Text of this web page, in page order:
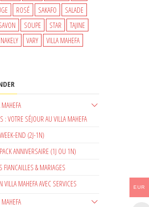
ROSÉ SAKAFO
SALADE
SOUPE STAR
TAJINE
VARY
VILLA MAHEFA
: VOTRE SÉJOUR AU VILLA MAHEFA
END (2J-1N)
ANNIVERSAIRE (1J OU 1N)
FIANCAILLES & MARIAGES
VILLA MAHEFA AVEC SERVICES
EUR